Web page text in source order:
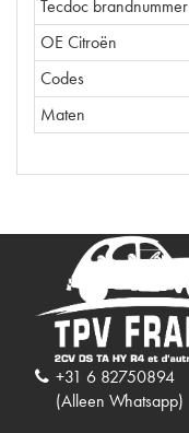
Tecdoc brandnummer
OE Citroën
Codes
Maten
+31 6 82750894
(Alleen Whatsapp)